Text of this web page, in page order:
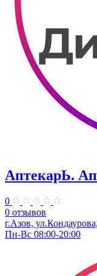
АптекарЬ.
0
0 отзывов
г.Азов,
Пн-Вс 08:00-20:00